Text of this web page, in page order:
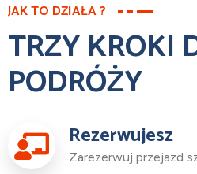
JAK TO DZIAŁA ?
TRZY KROKI
PODRÓŻY
Rezerwujesz
Zarezerwuj przejazd